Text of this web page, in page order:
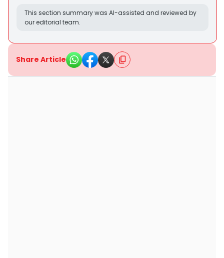
This section summary was AI-assisted and reviewed by
our editorial team.
Share Article